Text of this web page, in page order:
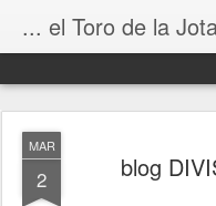
... el Toro de la
MAR
2 blog